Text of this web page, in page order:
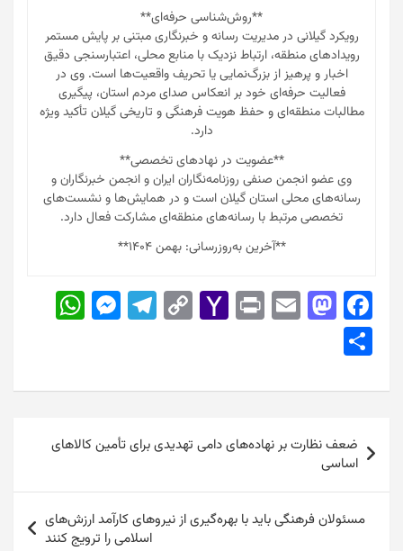
**روش‌شناسی حرفه‌ای**
رویکرد گیلانی در مدیریت رسانه و خبرنگاری مبتنی بر پایش مستمر
رویدادهای منطقه، ارتباط نزدیک با منابع محلی، اعتبارسنجی دقیق
اخبار و پرهیز از بزرگ‌نمایی یا تحریف واقعیت‌ها است. وی در
فعالیت حرفه‌ای خود بر انعکاس صدای مردم استان، پیگیری
مطالبات منطقه‌ای و حفظ هویت فرهنگی و تاریخی گیلان تأکید ویژه
دارد.
**عضویت در نهادهای تخصصی**
وی عضو انجمن صنفی روزنامه‌نگاران ایران و انجمن خبرنگاران و
رسانه‌های محلی استان گیلان است و در همایش‌ها و نشست‌های
تخصصی مرتبط با رسانه‌های منطقه‌ای مشارکت فعال دارد.
**آخرین به‌روزرسانی: بهمن ۱۴۰۴**
F
a
e
o
o
k
M
a
o
o
E
m
l
Pr
in
Y
a
o
M
l
C
o
y
n
T
el
gr
m
M
e
s
n
er
s
p
ar
eراهبری
نوشتهضعف نظارت بر نهاده‌های دامی تهدیدی برای تأمین کالاهای
اساسی
مسئولان فرهنگی باید با بهره‌گیری از نیروهای کارآمد ارزش‌های
اسلامی را ترویج کنند